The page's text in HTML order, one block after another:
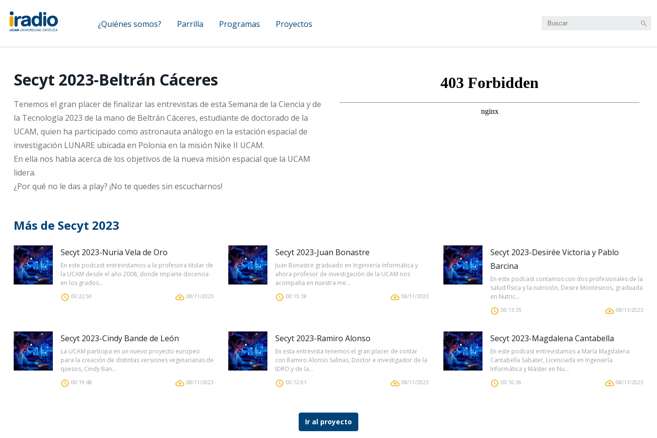
contenido
principal
Navegación
principal
¿Quiénes somos? Parrilla Programas Proyectos
Secyt 2023-Beltrán Cáceres
Tenemos el gran placer de finalizar las entrevistas de esta Semana de la Ciencia y de
la Tecnología 2023 de la mano de Beltrán Cáceres, estudiante de doctorado de la
UCAM, quien ha participado como astronauta análogo en la estación espacial de
investigación LUNARE ubicada en Polonia en la misión Nike II UCAM.
En ella nos habla acerca de los objetivos de la nueva misión espacial que la UCAM
lidera.
¿Por qué no le das a play? ¡No te quedes sin escucharnos!
Más de Secyt 2023
Secyt 2023-Nuria Vela de Oro
En este podcast entrevistamos a la profesora titular de
la UCAM desde el año 2008, donde imparte docencia
en los grados...
00:22:50 08/11/2023
Secyt 2023-Juan Bonastre
Juan Bonastre graduado en Ingeniería Informática y
ahora profesor de investigación de la UCAM nos
acompaña en nuestra me...
00:15:18 08/11/2023
Secyt 2023-Desirée Victoria y Pablo
Barcina
En este podcast contamos con dos profesionales de la
salud física y la nutrición, Desire Montesinos, graduada
en Nutric...
00:13:35 08/11/2023
Secyt 2023-Cindy Bande de León
La UCAM participa en un nuevo proyecto europeo
para la creación de distintas versiones vegetarianas de
quesos, Cindy Ban...
00:19:48 08/11/2023
Secyt 2023-Ramiro Alonso
En esta entrevista tenemos el gran placer de contar
con Ramiro Alonso Salinas, Doctor e investigador de la
IDRO y de la...
00:12:01 08/11/2023
Secyt 2023-Magdalena Cantabella
En este podcast entrevistamos a María Magdalena
Cantabella Sabater, Licenciada en Ingeniería
Informática y Máster en Nu...
00:16:36 08/11/2023
Ir al proyecto